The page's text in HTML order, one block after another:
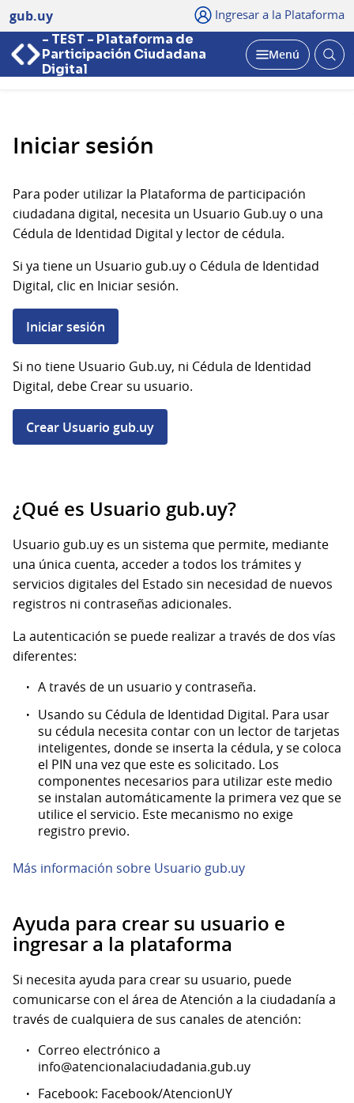
gub.uy Ingresar a la Plataforma
- TEST - Plataforma de
Participación Ciudadana
Digital
Menú
Iniciar sesión
Para poder utilizar la Plataforma de participación
ciudadana digital, necesita un Usuario Gub.uy o una
Cédula de Identidad Digital y lector de cédula.
Si ya tiene un Usuario gub.uy o Cédula de Identidad
Digital, clic en Iniciar sesión.
Iniciar sesión
Si no tiene Usuario Gub.uy, ni Cédula de Identidad
Digital, debe Crear su usuario.
Crear Usuario gub.uy
¿Qué es Usuario gub.uy?
Usuario gub.uy es un sistema que permite, mediante
una única cuenta, acceder a todos los trámites y
servicios digitales del Estado sin necesidad de nuevos
registros ni contraseñas adicionales.
La autenticación se puede realizar a través de dos vías
diferentes:
A través de un usuario y contraseña.
Usando su Cédula de Identidad Digital. Para usar
su cédula necesita contar con un lector de tarjetas
inteligentes, donde se inserta la cédula, y se coloca
el PIN una vez que este es solicitado. Los
componentes necesarios para utilizar este medio
se instalan automáticamente la primera vez que se
utilice el servicio. Este mecanismo no exige
registro previo.
Más información sobre Usuario gub.uy
Ayuda para crear su usuario e
ingresar a la plataforma
Si necesita ayuda para crear su usuario, puede
comunicarse con el área de Atención a la ciudadanía a
través de cualquiera de sus canales de atención:
Correo electrónico a
info@atencionalaciudadania.gub.uy
Facebook: Facebook/AtencionUY